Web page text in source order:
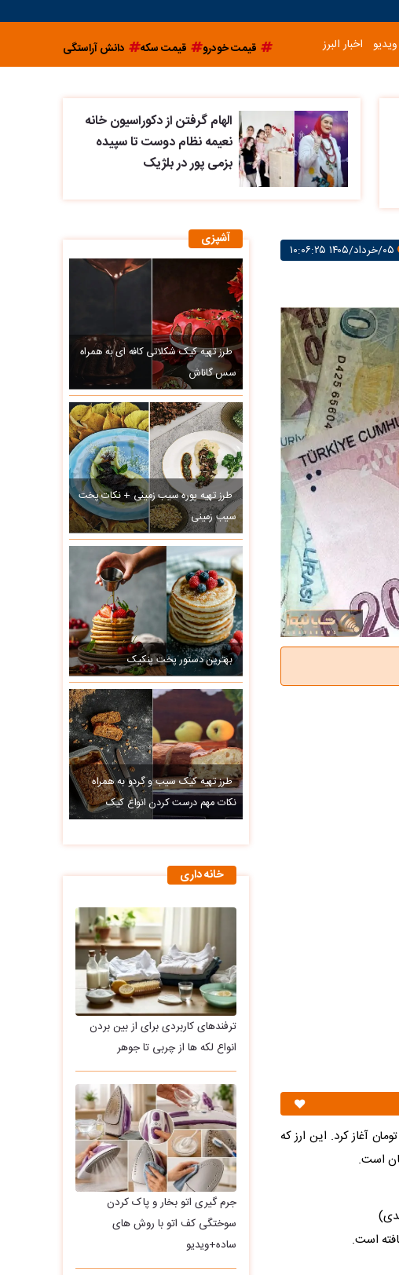
ویدیو اخبار البرز قیمت خودرو قیمت سکه دانش آراستگی
الهام گرفتن از دکوراسیون خانه
نعیمه نظام دوست تا سپیده
بزمی پور در بلژیک
بازار ارز امروز سه‌شنبه ۵ خرداد ۱۴۰۵ معاملات لیر ترکیه را با قیمت ۳,۸۱۰ تومان آغاز کرد. این ارز که
آشپزی
طرز تهیه کیک شکلاتی کافه ای به همراه
سس گاناش
طرز تهیه پوره سیب زمینی + نکات پخت
سیب زمینی
بهترین دستور پخت پنکیک
طرز تهیه کیک سیب و گردو به همراه
نکات مهم درست کردن انواع کیک
خانه داری
ترفندهای کاربردی برای از بین بردن
انواع لکه ها از چربی تا جوهر
جرم گیری اتو بخار و پاک کردن
سوختگی کف اتو با روش های
ساده+ویدیو